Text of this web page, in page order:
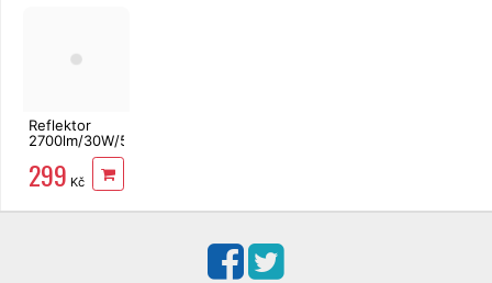
Reflektor
2700lm/30W/5000K
IP44 s čidlem
299 Kč